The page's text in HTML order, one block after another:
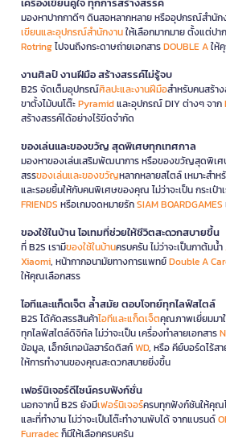
มองหาปากกาดีๆ ดินสอหลากหลาย หรืออุปกรณ์สำนัก
เขียนและอุปกรณ์สำนักงานให้เลือกมากมาย ตั้งแต่ปา
Rotringไปจนถึงกระดาษถ่ายเอกสารDOUBLE Aให้
งานศิลป์ งานฝีมือ สร้างสรรค์ไม่รู้จบ
B2S จัดเต็มอุปกรณ์ศิลปะและงานฝีมือสำหรับคนสร้า
ขาตั้งไม้บนโต๊ะPyramidและอุปกรณ์ DIY ต่างๆ จาก
สร้างสรรค์ได้อย่างไร้ขีดจำกัด
ของเล่นและของขวัญ สุดพิเศษทุกเทศกาล
มองหาของเล่นเสริมพัฒนาการ หรือของขวัญสุดพิเศ
สรรของเล่นและของขวัญหลากหลายสไตล์ เหมาะสำ
และรอยยิ้มให้กับคนพิเศษของคุณ ไม่ว่าจะเป็น กระเป๋
FRIENDS หรือเกมจดหมายรักSIAM BOARDGAMES
ของใช้ในบ้าน ไอเทมที่ช่วยให้ชีวิตสะดวกสบายขึ้น
ที่ B2S เรามีของใช้ในบ้านครบครัน ไม่ว่าจะเป็นกาต้มน้ำ
Xiaomi, หน้ากากอนามัยทางการแพทย์Double A
ให้คุณเลือกสรร
ไอทีและแก็ดเจ็ต ล้ำสมัย ตอบโจทย์ทุกไลฟ์สไตล์
B2S ได้คัดสรรสินค้าไอทีและแก็ดเจ็ตคุณภาพเยี่ยมมา
ทุกไลฟ์สไตล์ดิจิทัล ไม่ว่าจะเป็น เครื่องทำลายเอกสาร
ข้อมูล, เอ็กซ์เทอนัลฮาร์ดดิสก์WD, หรือ คีย์บอร์ดไร้สา
ให้การทำงานของคุณสะดวกสบายยิ่งขึ้น
เฟอร์นิเจอร์ดีไซน์ครบฟังก์ชั่น
นอกจากนี้ B2S ยังมีเฟอร์นิเจอร์ครบทุกฟังก์ชันให้คุณ
และที่ทำงาน ไม่ว่าจะเป็นโต๊ะทำงานพับได้ จากแบรนด์
Furradecก็มีให้เลือกครบครัน